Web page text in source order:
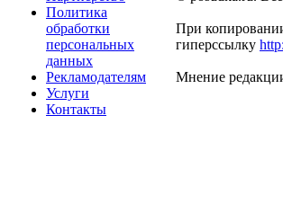
Политика
обработки
персональных
данных
Рекламодателям
Услуги
Контакты
При
гиперссылку
Мнение